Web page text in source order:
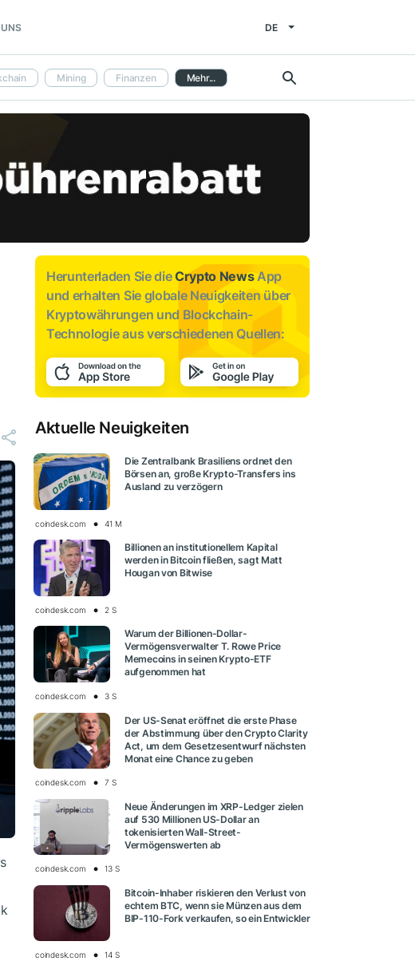
UNS DE
Mining Finanzen Mehr...
Herunterladen Sie dieCrypto NewsApp
und erhalten Sie globale Neuigkeiten über
Kryptowährungen und Blockchain-
Technologie aus verschiedenen Quellen:
Aktuelle Neuigkeiten
Die Zentralbank Brasiliens ordnet den
Börsen an, große Krypto-Transfers ins
Ausland zu verzögern
coindesk.com 41 M
Billionen an institutionellem Kapital
werden in Bitcoin fließen, sagt Matt
Hougan von Bitwise
coindesk.com 2 S
Warum der Billionen-Dollar-
Vermögensverwalter T. Rowe Price
Memecoins in seinen Krypto-ETF
aufgenommen hat
coindesk.com 3 S
Der US-Senat eröffnet die erste Phase
der Abstimmung über den Crypto Clarity
Act, um dem Gesetzesentwurf nächsten
Monat eine Chance zu geben
coindesk.com 7 S
Neue Änderungen im XRP-Ledger zielen
auf 530 Millionen US-Dollar an
tokenisierten Wall-Street-
Vermögenswerten ab
coindesk.com 13 S
Bitcoin-Inhaber riskieren den Verlust von
echtem BTC, wenn sie Münzen aus dem
BIP-110-Fork verkaufen, so ein Entwickler
coindesk.com 14 S